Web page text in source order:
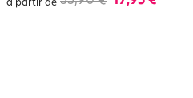
à partir de